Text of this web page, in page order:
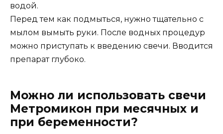
водой.
Перед тем как подмыться, нужно тщательно с
мылом вымыть руки. После водных процедур
можно приступать к введению свечи. Вводится
препарат глубоко.
Можно ли использовать свечи
Метромикон при месячных и
при беременности?